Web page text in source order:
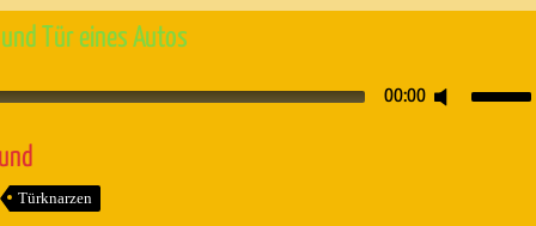
Tür eines Autos
00:00
Türknarzen